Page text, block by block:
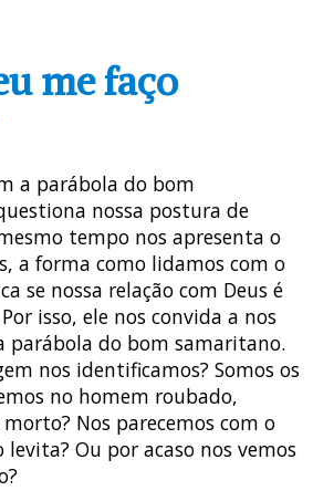
me faço
a parábola do bom
nossa postura de
tempo nos apresenta o
a forma como lidamos com o
se nossa relação com Deus é
isso, ele nos convida a nos
parábola do bom samaritano.
nos identificamos? Somos os
no homem roubado,
Nos parecemos com o
levita? Ou por acaso nos vemos